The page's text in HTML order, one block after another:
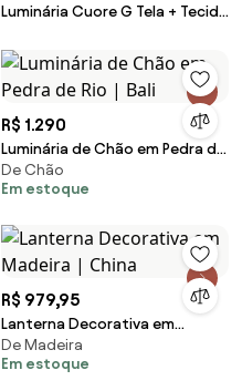
Luminária Cuore G Tela + Tecido
Veludo Goiaba
R$ 1.290
Luminária de Chão em Pedra de
Rio | Bali
De Chão
Em estoque
R$ 979,95
Lanterna Decorativa em
Madeira | China
De Madeira
Em estoque